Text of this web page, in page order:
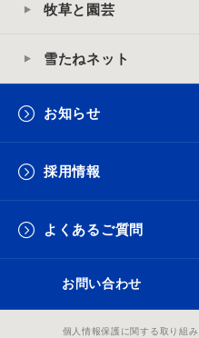
牧草と園芸
雪たねネット
お知らせ
採用情報
よくあるご質問
お問い合わせ
個人情報保護に関する取り組み